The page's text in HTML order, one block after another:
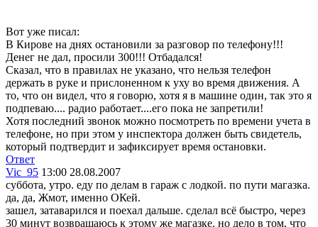
Вот уже писал:
В Кирове на днях остановили за разговор по телефону!!!
Денег не дал, просили 300!!! Отбадался!
Сказал, что в правилах не указано, что нельзя телефон
держать в руке и прислоненном к уху во время движения. А
то, что он видел, что я говорю, хотя я в машине один, так это я
подпеваю.... радио работает....его пока не запретили!
Хотя последний звонок можно посмотреть по времени учета в
телефоне, но при этом у инспектора должен быть свидетель,
который подтвердит и зафиксирует время остановки.
Ответ
Vic_95 13:00 28.08.2007
суббота, утро. еду по делам в гараж с лодкой. по пути магазка.
да, да, Жмот, именно ОКей.
зашел, затаварился и поехал дальше. сделал всё быстро, через
30 минут возвращаюсь к этому же магазке. но дело в том, что